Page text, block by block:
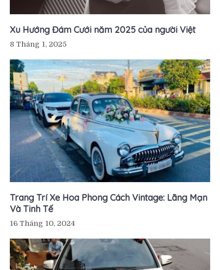
Xu Hướng Đám Cưới năm 2025 của người Việt
8 Tháng 1, 2025
Trang Trí Xe Hoa Phong Cách Vintage: Lãng Mạn
Và Tinh Tế
16 Tháng 10, 2024